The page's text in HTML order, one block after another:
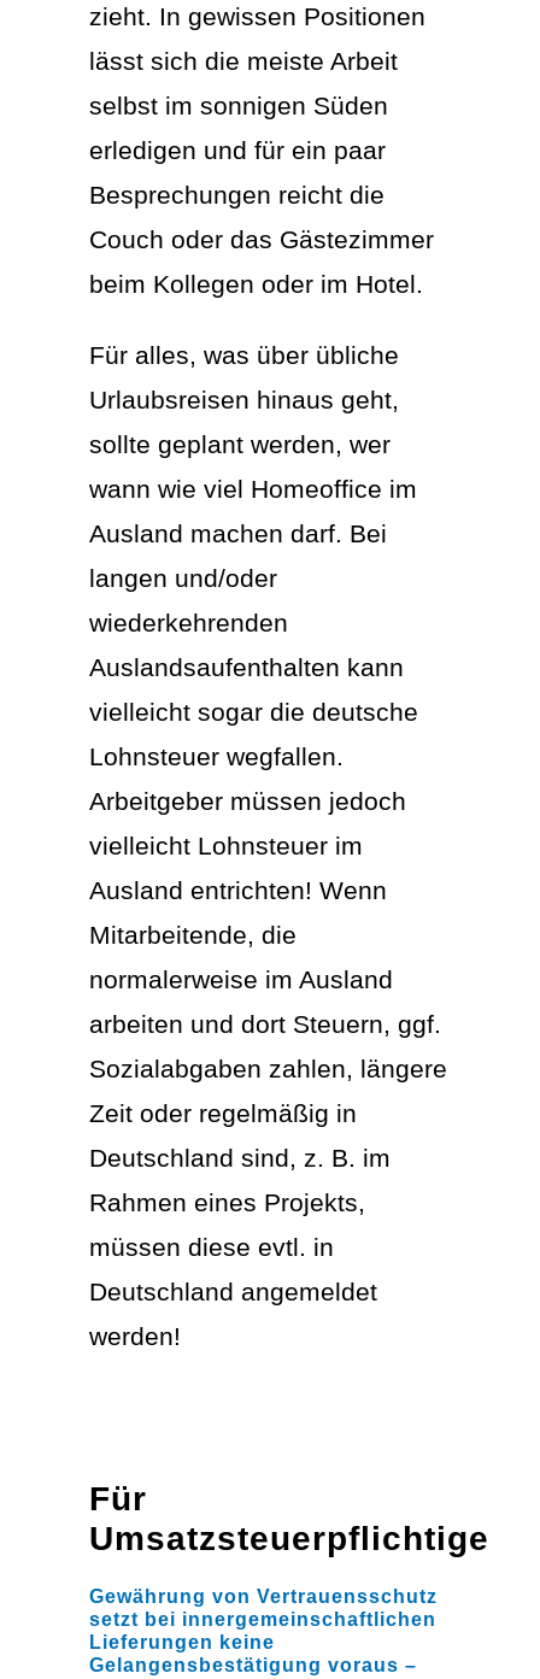
zieht. In gewissen Positionen
lässt sich die meiste Arbeit
selbst im sonnigen Süden
erledigen und für ein paar
Besprechungen reicht die
Couch oder das Gästezimmer
beim Kollegen oder im Hotel.
Für alles, was über übliche
Urlaubsreisen hinaus geht,
sollte geplant werden, wer
wann wie viel Homeoffice im
Ausland machen darf. Bei
langen und/oder
wiederkehrenden
Auslandsaufenthalten kann
vielleicht sogar die deutsche
Lohnsteuer wegfallen.
Arbeitgeber müssen jedoch
vielleicht Lohnsteuer im
Ausland entrichten! Wenn
Mitarbeitende, die
normalerweise im Ausland
arbeiten und dort Steuern, ggf.
Sozialabgaben zahlen, längere
Zeit oder regelmäßig in
Deutschland sind, z. B. im
Rahmen eines Projekts,
müssen diese evtl. in
Deutschland angemeldet
werden!
Für
Umsatzsteuerpflichtige
Gewährung von Vertrauensschutz
setzt bei innergemeinschaftlichen
Lieferungen keine
Gelangensbestätigung voraus –